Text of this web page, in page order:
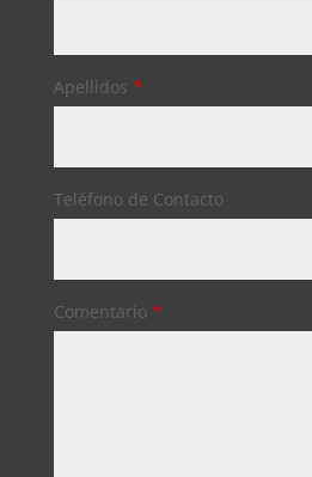
Apellidos *
Teléfono de Contacto
Comentario *